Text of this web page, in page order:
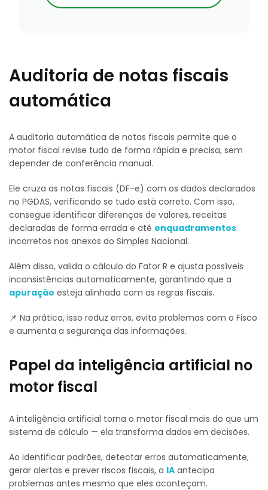
Auditoria de notas fiscais
automática
A auditoria automática de notas fiscais permite que o
motor fiscal revise tudo de forma rápida e precisa, sem
depender de conferência manual.
Ele cruza as notas fiscais (DF-e) com os dados declarados
no PGDAS, verificando se tudo está correto. Com isso,
consegue identificar diferenças de valores, receitas
declaradas de forma errada e até enquadramentos
incorretos nos anexos do Simples Nacional.
Além disso, valida o cálculo do Fator R e ajusta possíveis
inconsistências automaticamente, garantindo que a
apuração esteja alinhada com as regras fiscais.
📌 Na prática, isso reduz erros, evita problemas com o Fisco
e aumenta a segurança das informações.
Papel da inteligência artificial no
motor fiscal
A inteligência artificial torna o motor fiscal mais do que um
sistema de cálculo — ela transforma dados em decisões.
Ao identificar padrões, detectar erros automaticamente,
gerar alertas e prever riscos fiscais, a IA antecipa
problemas antes mesmo que eles aconteçam.